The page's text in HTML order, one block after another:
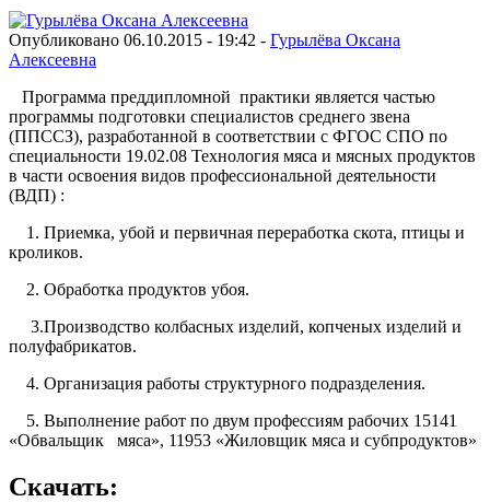
Опубликовано 06.10.2015 - 19:42 - Гурылёва Оксана
Алексеевна
Программа преддипломной практики является частью
программы подготовки специалистов среднего звена
(ППССЗ), разработанной в соответствии с ФГОС СПО по
специальности 19.02.08 Технология мяса и мясных продуктов
в части освоения видов профессиональной деятельности
(ВДП) :
1. Приемка, убой и первичная переработка скота, птицы и
кроликов.
2. Обработка продуктов убоя.
3.Производство колбасных изделий, копченых изделий и
полуфабрикатов.
4. Организация работы структурного подразделения.
5. Выполнение работ по двум профессиям рабочих 15141
«Обвальщик мяса», 11953 «Жиловщик мяса и субпродуктов»
Скачать: